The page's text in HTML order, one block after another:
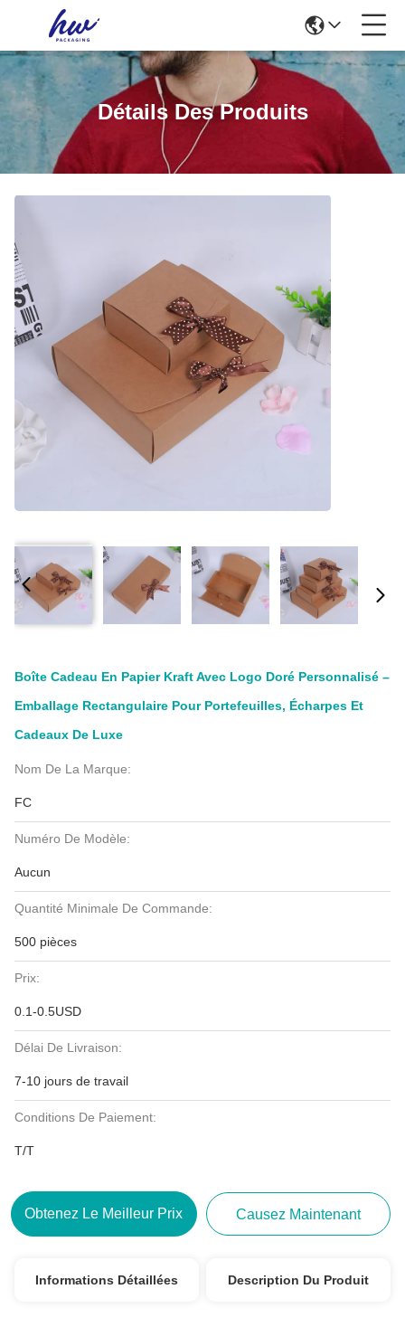
Détails Des Produits
Boîte Cadeau En Papier Kraft Avec Logo Doré Personnalisé –
Emballage Rectangulaire Pour Portefeuilles, Écharpes Et
Cadeaux De Luxe
Nom De La Marque:
FC
Numéro De Modèle:
Aucun
Quantité Minimale De Commande:
500 pièces
Prix:
0.1-0.5USD
Délai De Livraison:
7-10 jours de travail
Conditions De Paiement:
T/T
Obtenez Le Meilleur Prix Causez Maintenant
Informations Détaillées Description Du Produit